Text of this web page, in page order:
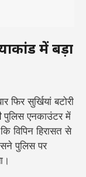
में बड़ा
फिर सुर्खियां बटोरी
पुलिस एनकाउंटर में
विपिन हिरासत से
पुलिस पर